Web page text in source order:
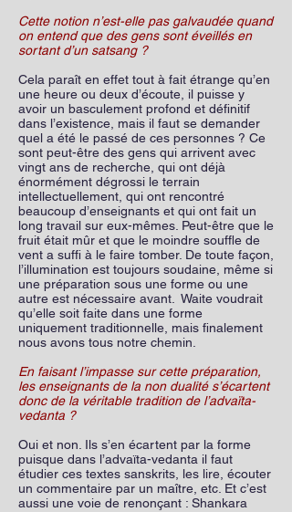
Cette notion n’est-elle pas galvaudée quand
on entend que des gens sont éveillés en
sortant d’un satsang ?
Cela paraît en effet tout à fait étrange qu’en
une heure ou deux d’écoute, il puisse y
avoir un basculement profond et définitif
dans l’existence, mais il faut se demander
quel a été le passé de ces personnes ? Ce
sont peut-être des gens qui arrivent avec
vingt ans de recherche, qui ont déjà
énormément dégrossi le terrain
intellectuellement, qui ont rencontré
beaucoup d’enseignants et qui ont fait un
long travail sur eux-mêmes. Peut-être que le
fruit était mûr et que le moindre souffle de
vent a suffi à le faire tomber. De toute façon,
l’illumination est toujours soudaine, même si
une préparation sous une forme ou une
autre est nécessaire avant. Waite voudrait
qu’elle soit faite dans une forme
uniquement traditionnelle, mais finalement
nous avons tous notre chemin.
En faisant l’impasse sur cette préparation,
les enseignants de la non dualité s’écartent
donc de la véritable tradition de l’advaïta-
vedanta ?
Oui et non. Ils s’en écartent par la forme
puisque dans l’advaïta-vedanta il faut
étudier ces textes sanskrits, les lire, écouter
un commentaire par un maître, etc. Et c’est
aussi une voie de renonçant : Shankara